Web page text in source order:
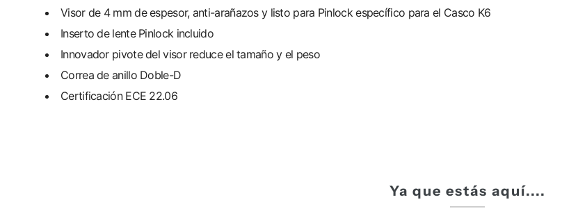
Visor de 4 mm de espesor, anti-arañazos y listo para Pinlock específico para el Casco K6
Inserto de lente Pinlock incluido
Innovador pivote del visor reduce el tamaño y el peso
Correa de anillo Doble-D
Certificación ECE 22.06
Ya que estás aquí....